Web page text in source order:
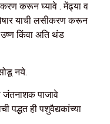
करून घ्यावे . मेंढ्या व
याची लसीकरण करून
किंवा अति थंड
नये.
जंतनाशक पाजावे
पद्धत ही पशुवैद्यकांच्या